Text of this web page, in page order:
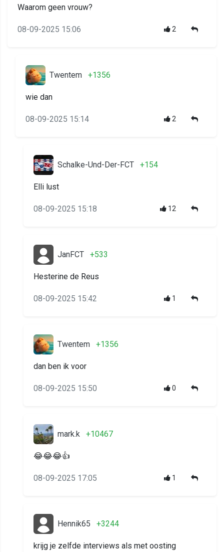
Waarom geen vrouw?
08-09-2025 15:06 2
Twentem +1356
wie dan
08-09-2025 15:14 2
Schalke-Und-Der-FCT +154
Elli lust
08-09-2025 15:18 12
JanFCT +533
Hesterine de Reus
08-09-2025 15:42 1
Twentem +1356
dan ben ik voor
08-09-2025 15:50 0
mark.k +10467
😂😂😂👍
08-09-2025 17:05 1
Hennik65 +3244
krijg je zelfde interviews als met oosting